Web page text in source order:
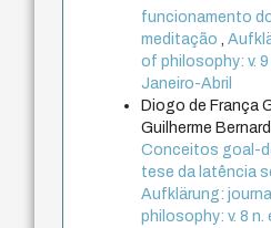
funcionamento
meditação
,
of philosophy: v. 9
Janeiro-Abril
Diogo de França
Guilherme
Conceitos goal-
tese da latência
Aufklärung:
philosophy: v. 8 n.